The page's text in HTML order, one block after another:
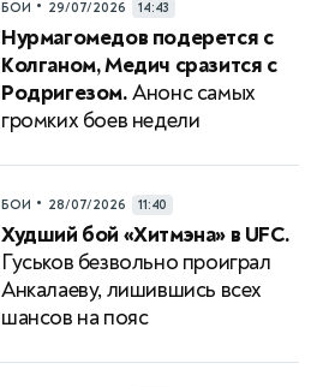
БОИ • 29/07/2026 14:43
Нурмагомедов подерется с
Колганом, Медич сразится с
Родригезом.Анонс самых
громких боев недели
БОИ • 28/07/2026 11:40
Худший бой «Хитмэна» в UFC.
Гуськов безвольно проиграл
Анкалаеву, лишившись всех
шансов на пояс